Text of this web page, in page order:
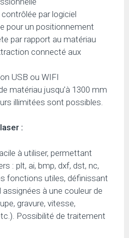
contrôlée par logiciel
pour un positionnement
par rapport au matériau
connecté aux
USB ou WIFI
matériau jusqu’à 1300 mm
illimitées sont possibles.
:
à utiliser, permettant
: plt, ai, bmp, dxf, dst, nc,
fonctions utiles, définissant
assignées à une couleur de
gravure, vitesse,
Possibilité de traitement